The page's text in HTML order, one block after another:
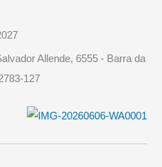
Allende, 6555 - Barra da
127